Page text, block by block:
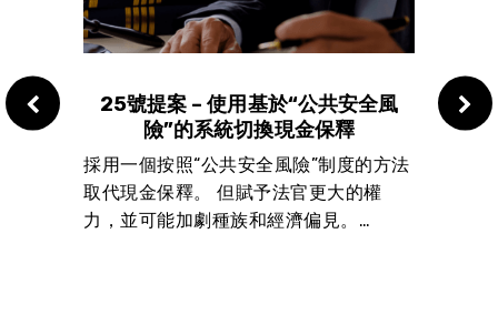
25號提案 – 使用基於“公共安全風
險”的系統切換現金保釋
採用一個按照“公共安全風險”制度的方法
取代現金保釋。 但賦予法官更大的權
力，並可能加劇種族和經濟偏見。…
24